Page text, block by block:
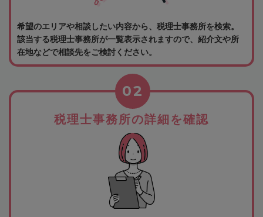
希望のエリアや相談したい内容から、税理士事務所を検索。
該当する税理士事務所が一覧表示されますので、紹介文や所
在地などで相談先をご検討ください。
税理士事務所の詳細を確認
02